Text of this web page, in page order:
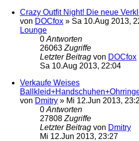
Crazy Outfit Night! Die neue
von DOCfox » Sa 10.Aug 2013,
Lounge
0 Antworten
26063 Zugriffe
Letzter Beitrag von DOCfox
Sa 10.Aug 2013, 22:04
Verkaufe Weises
von Dmitry » Mi 12.Jun 2013,
0 Antworten
27808 Zugriffe
Letzter Beitrag von Dmitry
Mi 12.Jun 2013, 23:27